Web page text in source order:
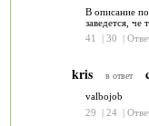
В описание
заведется, че
41
30
kris в ответ
valbojob
29
| 24 |